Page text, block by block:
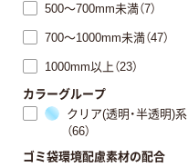
500～700mm未満（7）
700～1000mm未満（47）
1000mm以上（23）
カラーグループ
クリア(透明・半透明)系
（66）
ゴミ袋環境配慮素材の配合